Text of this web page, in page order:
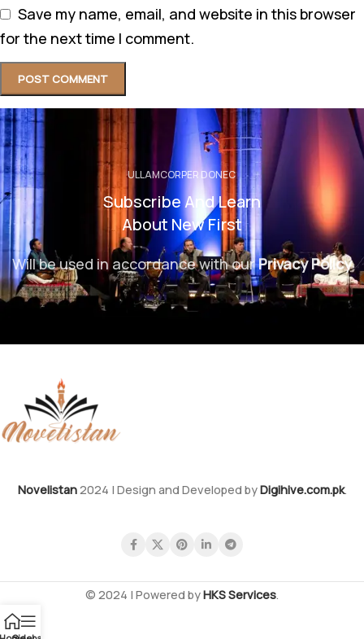
Save my name, email, and website in this browser
for the next time I comment.
ULLAMCORPER DONEC
Subscribe And Learn
About New First
Will be used in accordance with ourPrivacy Policy
Novelistan2024 | Design and Developed byDigihive.com.pk.
© 2024 | Powered byHKS Services.